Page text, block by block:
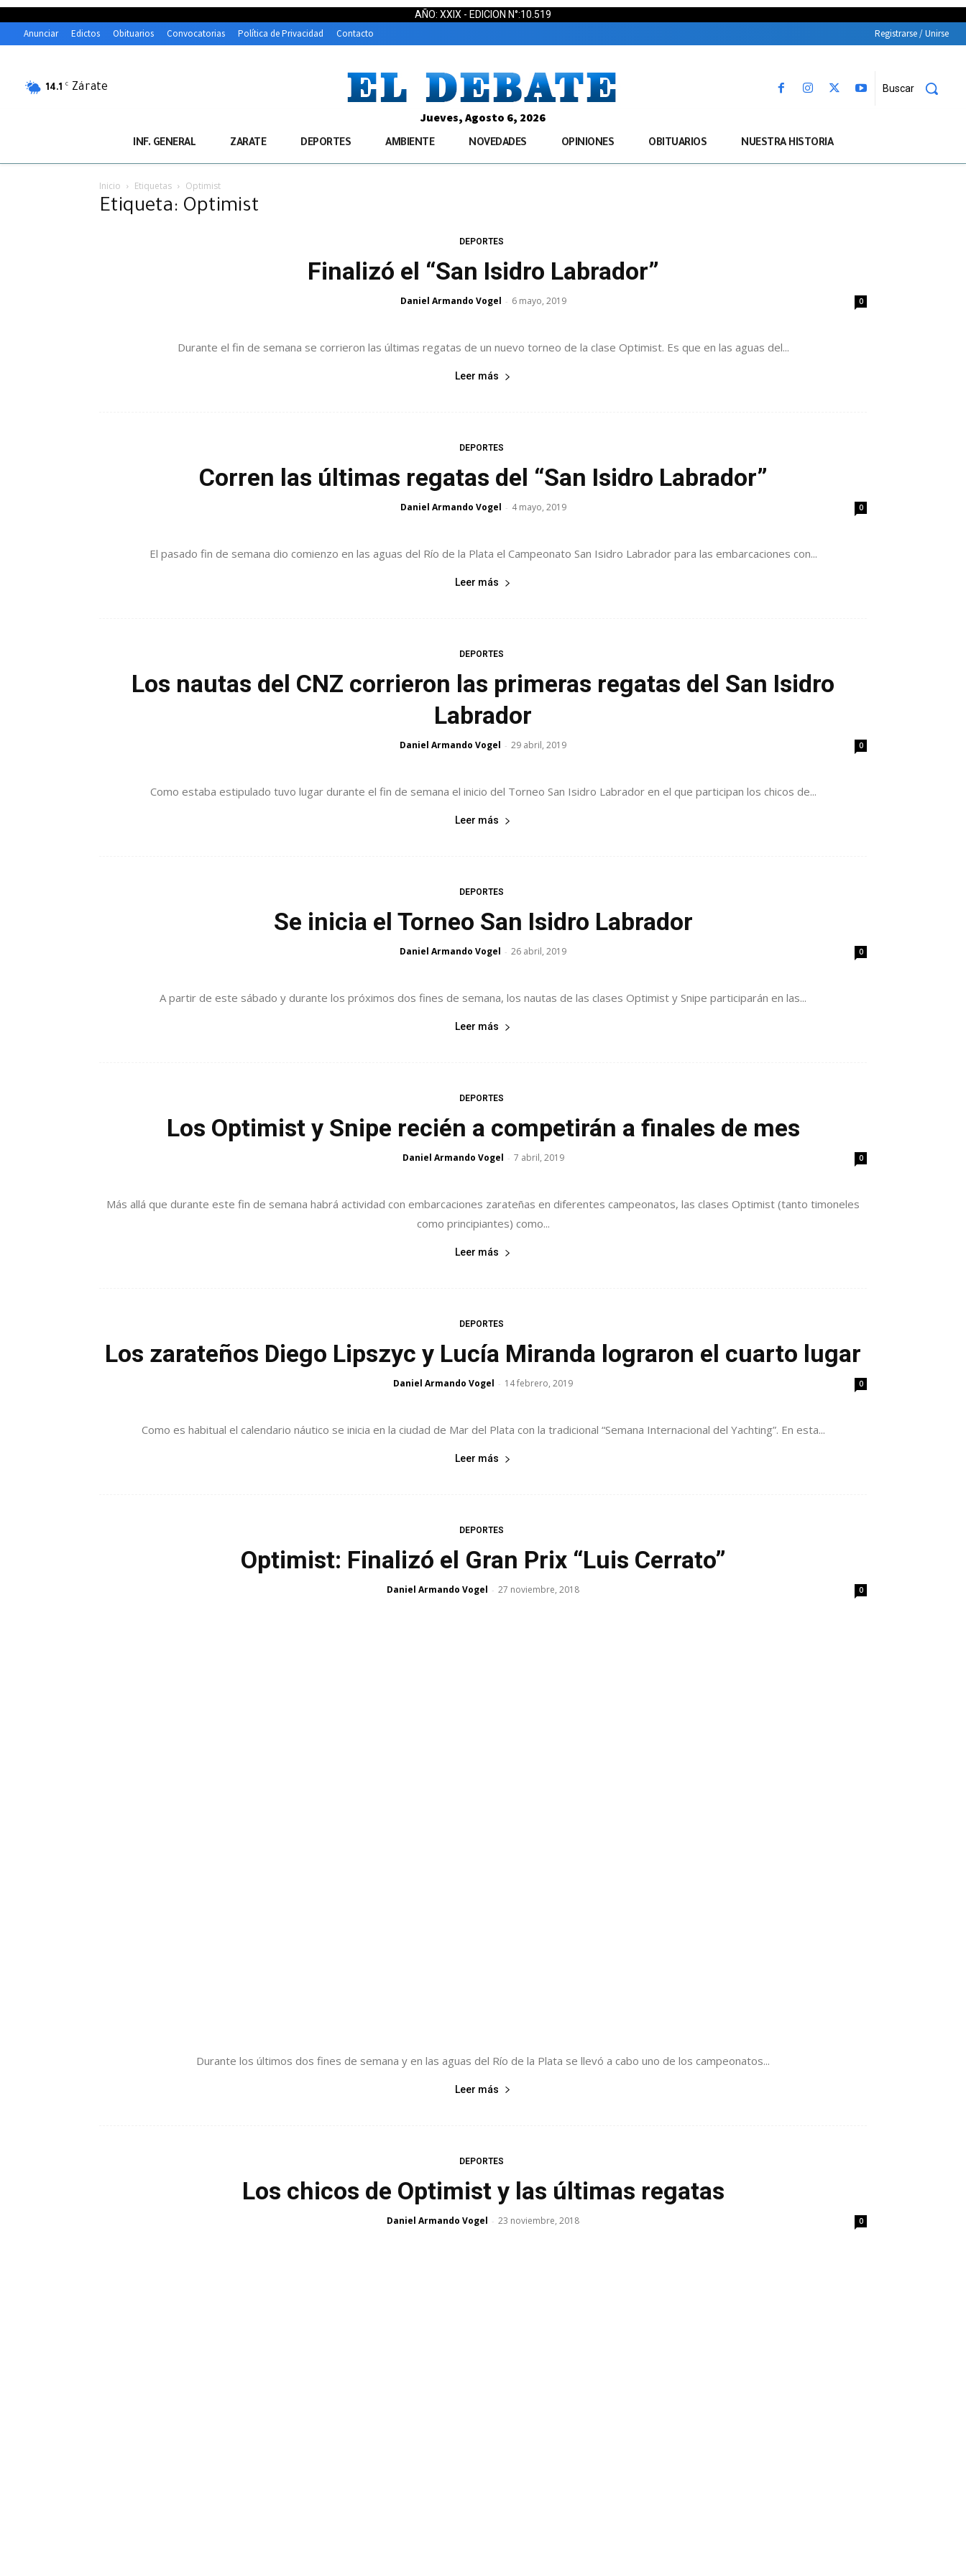
AÑO: XXIX - EDICION N°:10.519
Anunciar Edictos Obituarios Convocatorias Política de Privacidad Contacto Registrarse / Unirse
14.1 C Zárate Buscar
Jueves, Agosto 6, 2026
INF. GENERAL ZARATE DEPORTES AMBIENTE NOVEDADES OPINIONES OBITUARIOS NUESTRA HISTORIA
Inicio Etiquetas Optimist
Etiqueta: Optimist
DEPORTES
Finalizó el “San Isidro Labrador”
Daniel Armando Vogel - 6 mayo, 2019 0
Durante el fin de semana se corrieron las últimas regatas de un nuevo torneo de la clase Optimist. Es que en las aguas del...
Leer más
DEPORTES
Corren las últimas regatas del “San Isidro Labrador”
Daniel Armando Vogel - 4 mayo, 2019 0
El pasado fin de semana dio comienzo en las aguas del Río de la Plata el Campeonato San Isidro Labrador para las embarcaciones con...
Leer más
DEPORTES
Los nautas del CNZ corrieron las primeras regatas del San Isidro
Labrador
Daniel Armando Vogel - 29 abril, 2019 0
Como estaba estipulado tuvo lugar durante el fin de semana el inicio del Torneo San Isidro Labrador en el que participan los chicos de...
Leer más
DEPORTES
Se inicia el Torneo San Isidro Labrador
Daniel Armando Vogel - 26 abril, 2019 0
A partir de este sábado y durante los próximos dos fines de semana, los nautas de las clases Optimist y Snipe participarán en las...
Leer más
DEPORTES
Los Optimist y Snipe recién a competirán a finales de mes
Daniel Armando Vogel - 7 abril, 2019 0
Más allá que durante este fin de semana habrá actividad con embarcaciones zarateñas en diferentes campeonatos, las clases Optimist (tanto timoneles
como principiantes) como...
Leer más
DEPORTES
Los zarateños Diego Lipszyc y Lucía Miranda lograron el cuarto lugar
Daniel Armando Vogel - 14 febrero, 2019 0
Como es habitual el calendario náutico se inicia en la ciudad de Mar del Plata con la tradicional “Semana Internacional del Yachting”. En esta...
Leer más
DEPORTES
Optimist: Finalizó el Gran Prix “Luis Cerrato”
Daniel Armando Vogel - 27 noviembre, 2018 0
Durante los últimos dos fines de semana y en las aguas del Río de la Plata se llevó a cabo uno de los campeonatos...
Leer más
DEPORTES
Los chicos de Optimist y las últimas regatas
Daniel Armando Vogel - 23 noviembre, 2018 0